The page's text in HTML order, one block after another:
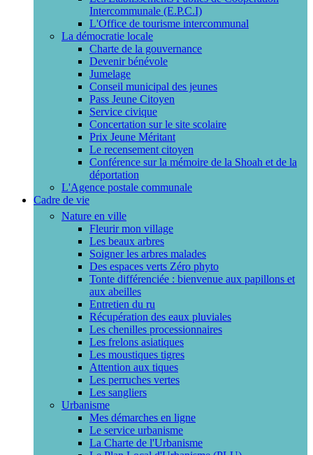
Intercommunale (E.P.C.I)
L'Office de tourisme intercommunal
La démocratie locale
Charte de la gouvernance
Devenir bénévole
Jumelage
Conseil municipal des jeunes
Pass Jeune Citoyen
Service civique
Concertation sur le site scolaire
Prix Jeune Méritant
Le recensement citoyen
Conférence sur la mémoire de la Shoah et de la
déportation
L'Agence postale communale
Cadre de vie
Nature en ville
Fleurir mon village
Les beaux arbres
Soigner les arbres malades
Des espaces verts Zéro phyto
Tonte différenciée : bienvenue aux papillons et
aux abeilles
Entretien du ru
Récupération des eaux pluviales
Les chenilles processionnaires
Les frelons asiatiques
Les moustiques tigres
Attention aux tiques
Les perruches vertes
Les sangliers
Urbanisme
Mes démarches en ligne
Le service urbanisme
La Charte de l'Urbanisme